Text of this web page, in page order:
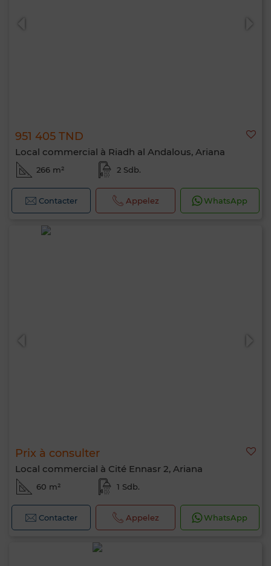
951 405 TND
Local commercial à Riadh al Andalous, Ariana
266 m² 2 Sdb.
Contacter Appelez WhatsApp
Prix à consulter
Local commercial à Cité Ennasr 2, Ariana
60 m² 1 Sdb.
Contacter Appelez WhatsApp